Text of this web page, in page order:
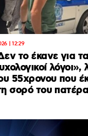
| 12:29
το έκανε για
λόγοι»,
55χρονου που
σορό του